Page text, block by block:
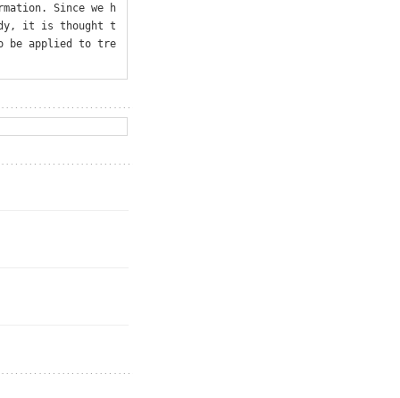
Since we h
it is thought t
be applied to tre